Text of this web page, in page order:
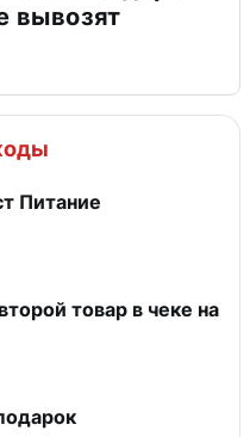
вывозят
Питание
товар в чеке на